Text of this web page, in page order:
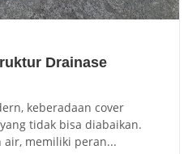
Drainase
keberadaan cover
tidak bisa diabaikan.
memiliki peran...